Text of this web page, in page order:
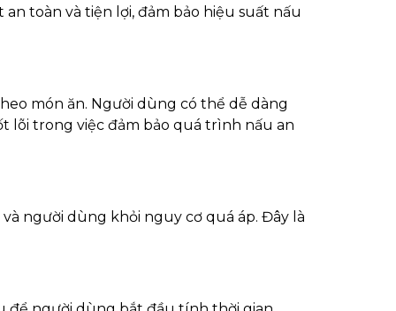
toàn và tiện lợi, đảm bảo hiệu suất nấu
món ăn. Người dùng có thể dễ dàng
lõi trong việc đảm bảo quá trình nấu an
người dùng khỏi nguy cơ quá áp. Đây là